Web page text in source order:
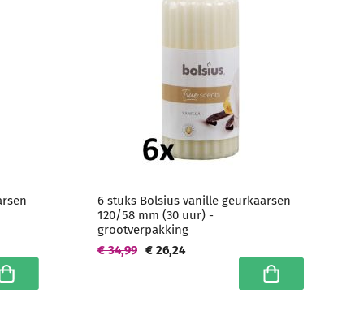
winkelwagen
6 stuks Bolsius vanille geurkaarsen
120/58 mm (30 uur) -
grootverpakking
€ 26,24
€ 34,99
In winkelwagen